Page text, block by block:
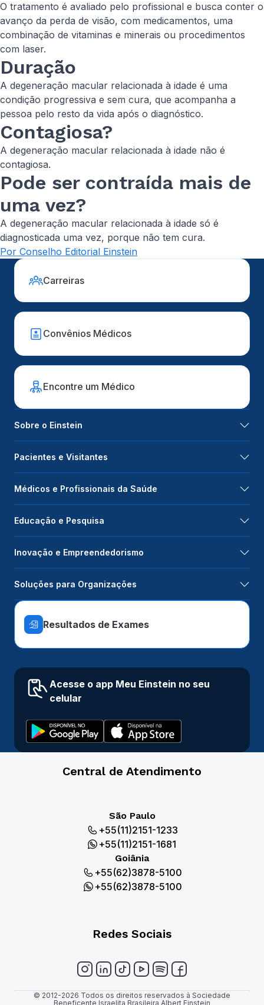
O tratamento é avaliado pelo profissional e busca conter o
avanço da perda de visão, com medicamentos, uma
combinação de vitaminas e minerais ou procedimentos
com laser.
Duração
A degeneração macular relacionada à idade é uma
condição progressiva e sem cura, que acompanha a
pessoa pelo resto da vida após o diagnóstico.
Contagiosa?
A degeneração macular relacionada à idade não é
contagiosa.
Pode ser contraída mais de
uma vez?
A degeneração macular relacionada à idade só é
diagnosticada uma vez, porque não tem cura.
Por Conselho Editorial Einstein
Carreiras
Convênios Médicos
Encontre um Médico
Sobre o Einstein
Pacientes e Visitantes
Médicos e Profissionais da Saúde
Educação e Pesquisa
Inovação e Empreendedorismo
Soluções para Organizações
Resultados de Exames
Acesse o app Meu Einstein no seu
celular
Central de Atendimento
São Paulo
+55(11)2151-1233
+55(11)2151-1681
Goiânia
+55(62)3878-5100
+55(62)3878-5100
Redes Sociais
© 2012-2026 Todos os direitos reservados à Sociedade
Beneficente Israelita Brasileira Albert Einstein